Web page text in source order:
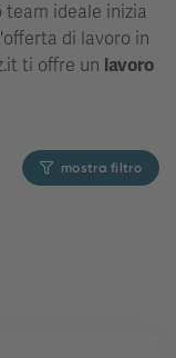
ideale inizia
di lavoro in
ti offre un lavoro
mostra filtro